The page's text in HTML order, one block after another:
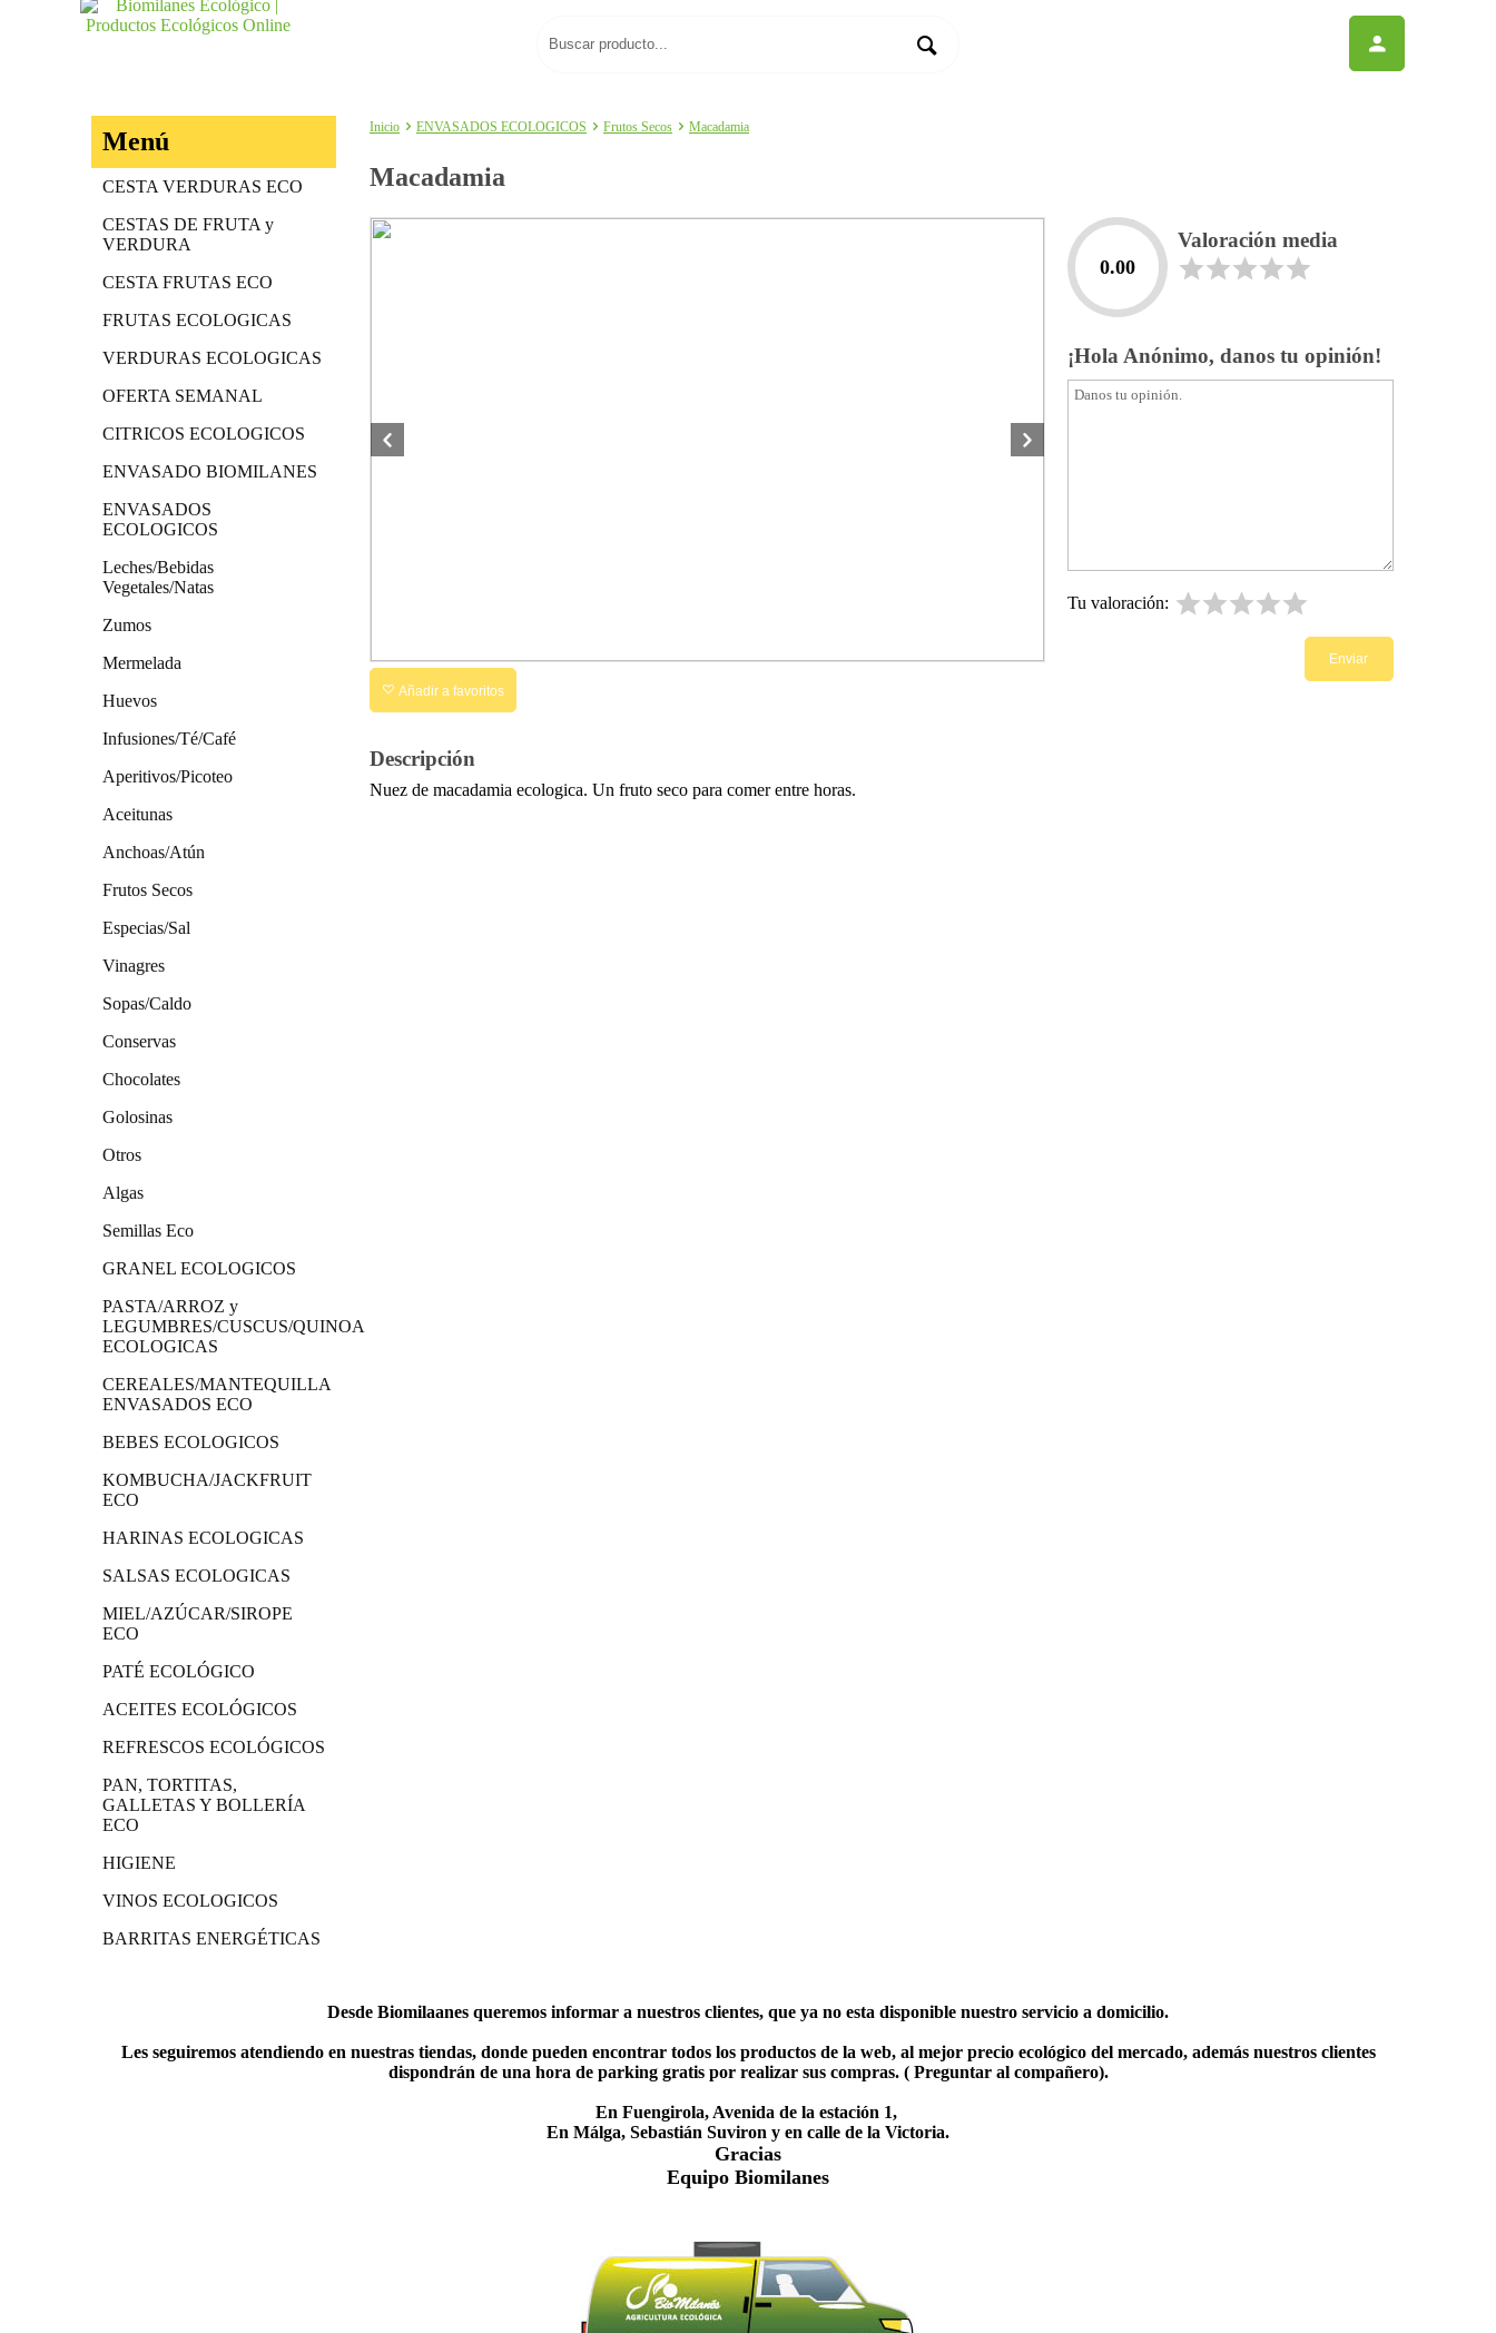
Menú
CESTA VERDURAS ECO
CESTAS DE FRUTA y
VERDURA
CESTA FRUTAS ECO
FRUTAS ECOLOGICAS
VERDURAS ECOLOGICAS
OFERTA SEMANAL
CITRICOS ECOLOGICOS
ENVASADO BIOMILANES
ENVASADOS
ECOLOGICOS
Leches/Bebidas
Vegetales/Natas
Zumos
Mermelada
Huevos
Infusiones/Té/Café
Aperitivos/Picoteo
Aceitunas
Anchoas/Atún
Frutos Secos
Especias/Sal
Vinagres
Sopas/Caldo
Conservas
Chocolates
Golosinas
Otros
Algas
Semillas Eco
GRANEL ECOLOGICOS
PASTA/ARROZ y
LEGUMBRES/CUSCUS/QUINOA
ECOLOGICAS
CEREALES/MANTEQUILLA
ENVASADOS ECO
BEBES ECOLOGICOS
KOMBUCHA/JACKFRUIT
ECO
HARINAS ECOLOGICAS
SALSAS ECOLOGICAS
MIEL/AZÚCAR/SIROPE
ECO
PATÉ ECOLÓGICO
ACEITES ECOLÓGICOS
REFRESCOS ECOLÓGICOS
PAN, TORTITAS,
GALLETAS Y BOLLERÍA
ECO
HIGIENE
VINOS ECOLOGICOS
BARRITAS ENERGÉTICAS
Inicio ENVASADOS ECOLOGICOS Frutos Secos Macadamia
Macadamia
Añadir a favoritos
Descripción
Nuez de macadamia ecologica. Un fruto seco para comer entre horas.
0.00
Valoración media
¡Hola Anónimo, danos tu opinión!
Tu valoración:
Desde Biomilaanes queremos informar a nuestros clientes, que ya no esta disponible nuestro servicio a domicilio.
Les seguiremos atendiendo en nuestras tiendas, donde pueden encontrar todos los productos de la web, al mejor precio ecológico del mercado, además nuestros clientes
dispondrán de una hora de parking gratis por realizar sus compras. ( Preguntar al compañero).
En Fuengirola, Avenida de la estación 1,
En Málga, Sebastián Suviron y en calle de la Victoria.
Gracias
Equipo Biomilanes